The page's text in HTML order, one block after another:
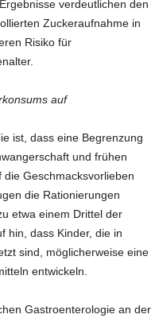
verdeutlichen den
Zuckeraufnahme in
Risiko für
auf
ist, dass eine Begrenzung
und frühen
die Geschmacksvorlieben
die Rationierungen
etwa einem Drittel der
hin, dass Kinder, die in
sind, möglicherweise eine
entwickeln.
Gastroenterologie an der